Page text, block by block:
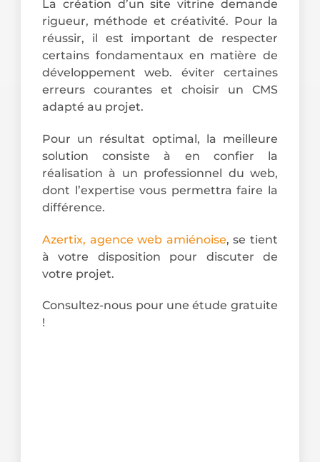
La création d’un site vitrine demande
rigueur, méthode et créativité. Pour la
réussir, il est important de respecter
certains fondamentaux en matière de
développement web. éviter certaines
erreurs courantes et choisir un CMS
adapté au projet.
Pour un résultat optimal, la meilleure
solution consiste à en confier la
réalisation à un professionnel du web,
dont l’expertise vous permettra faire la
différence.
Azertix, agence web amiénoise, se tient
à votre disposition pour discuter de
votre projet.
Consultez-nous pour une étude gratuite
!